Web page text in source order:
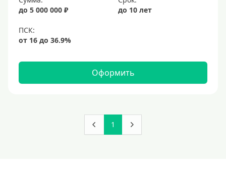
до 5 000 000 ₽
до 10 лет
Оформить
1